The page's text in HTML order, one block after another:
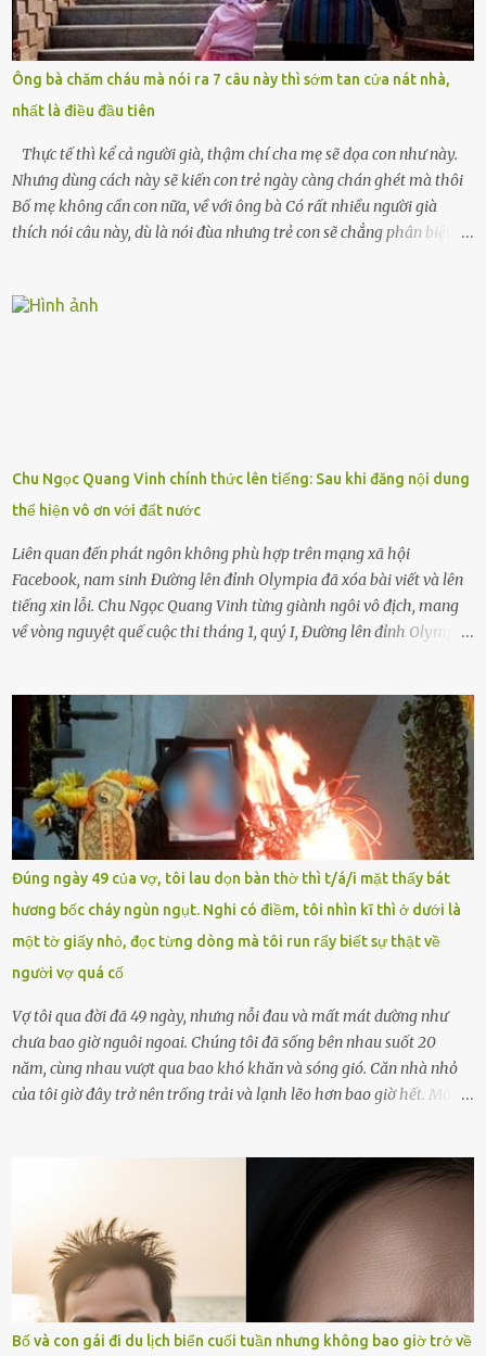
mất sớm. Tôi chẳng có anh chị em. Họ hàng cũng thưa thớt, chẳng
ai thân thiết đến mức có thể mở lòng cho tôi tá túc. Bạn bè? Ai cũng
bận rộn với gia đình riêng của họ. Tôi đã từng đặt cược cả thanh
xuân vào người chồng ấy – và giờ, tôi chỉ còn lại chính mình. Tôi lên
chiếc xe buýt cuối ngày, trốn chạy khỏi thành phố và nỗi đau. Tôi v...
Ông bà chăm cháu mà nói ra 7 câu này thì sớm tan cửa nát nhà,
nhất là điều đầu tiên
Thực tế thì kể cả người già, thậm chí cha mẹ sẽ dọa con như này.
Nhưng dùng cách này sẽ kiến con trẻ ngày càng chán ghét mà thôi
Bố mẹ không cần con nữa, về với ông bà Có rất nhiều người già
thích nói câu này, dù là nói đùa nhưng trẻ con sẽ chẳng phân biệt
khuyên nhủ con thật cẩn thận. Nếu cháu không nghe lời, cảnh sát
để được giúp đỡ thì có thể sẽ bỏ lỡ cơ hội và gặp nguy hiểm. Trẻ con
có biết gì đâu Nhiều người cứ coi trẻ còn nhỏ nên dù có phạm sai
lầm, thì họ cũng không trách mắng. Nhưng nếu người lớn tuổi
không dạy con cẩn...
Chu Ngọc Quang Vinh chính thức lên tiếng: Sau khi đăng nội dung
thể hiện vô ơn với đất nước
Liên quan đến phát ngôn không phù hợp trên mạng xã hội
Facebook, nam sinh Đường lên đỉnh Olympia đã xóa bài viết và lên
tiếng xin lỗi. Chu Ngọc Quang Vinh từng giành ngôi vô địch, mang
về vòng nguyệt quế cuộc thi tháng 1, quý I, Đường lên đỉnh Olympia.
chưa phù hợp, gây xôn xao, bức xúc trong dư luận. Ngay sau đó,
Trường THPT Chuyên Nguyễn Tất Thành báo cáo xác nhận tài
khoản Chu Vinh là của học sinh Chu Ngọc Quang Vinh, lớp 12 Anh
của nhà trường. Nam sinh này từng giành ngôi vô địch, mang về
vòng nguyệt quế cuộc thi tháng 1, quý I, Đường lên đỉnh Olympia
năm thứ 24. Quá trình giáo dục, học sinh Chu Ngọc Quang Vinh đã
nhận thức được nội dung bài viết của bản thân trên mạng xã hội
ngày 1.9 là chưa phù hợp nên đã chủ động gỡ bài viết và đăng bài
xin lỗi trên trang Facebook cá nhân. Chu Ngọc Quang Vinh làm việc
với cơ quan chức năng. Ảnh: Đơn vị cung...
Đúng ngày 49 của vợ, tôi lau dọn bàn thờ thì t/á/i mặt thấy bát
hương bốc cháy ngùn ngụt. Nghi có điềm, tôi nhìn kĩ thì ở dưới là
một tờ giấy nhỏ, đọc từng dòng mà tôi run rẩy biết sự thật về
người vợ quá cố
Vợ tôi qua đời đã 49 ngày, nhưng nỗi đau và mất mát dường như
chưa bao giờ nguôi ngoai. Chúng tôi đã sống bên nhau suốt 20
năm, cùng nhau vượt qua bao khó khăn và sóng gió. Căn nhà nhỏ
của tôi giờ đây trở nên trống trải và lạnh lẽo hơn bao giờ hết. Mỗi
rơi vào khoảng trống vô tận, chẳng còn muốn làm gì ngoài việc
ngồi lặng lẽ nhớ về cô ấy. Nhưng cuộc sống không cho phép tôi mãi
chìm đắm trong đau khổ. Họ hàng, bạn bè và những người thân
thiết đã đến bên, giúp tôi tổ chức tang lễ chu toàn. Và hôm nay là
ngày giỗ đầu tiên của vợ, 49 ngày sau khi cô ấy rời xa tôi mãi
mãi.Buổi sáng hôm đó, sau khi cúng cơm xong, tôi quyết định lên
sắp xếp lại bàn thờ vợ. Mọi thứ vẫn như mọi ngày, nhưng có điều gì
Bố và con gái đi du lịch biển cuối tuần nhưng không bao giờ trở về